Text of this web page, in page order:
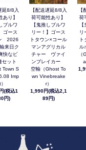
延8/8入
あり】
ブルワ
ゴース
2026
来日ク
快なビ
セット
Town S
Imp
(税込1
円)
【配送遅延8/8入
荷可能性あり】
【鬼推しブルワ
リー！】ゴース
トタウン×コール
マンアグリカル
チャー ヴァイ
ンブレイカー
空輸（Ghost To
wn Vinebreake
r）
1,990円(税込2,1
89円)
【
荷
リ
ル
（